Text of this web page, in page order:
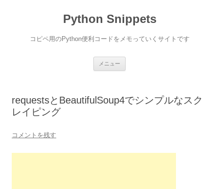
Python Snippets
コピペ用のPython便利コードをメモっていくサイトです
メニュー
requestsとBeautifulSoup4でシンプルなスク
レイピング
コメントを残す